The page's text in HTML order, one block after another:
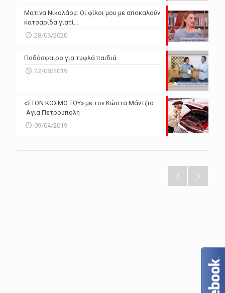
Ματίνα Νικολάου: Οι φίλοι μου με αποκαλούν
κατσαρίδα γιατί…
28/06/2020
Ποδόσφαιρο για τυφλά παιδιά
22/08/2019
«ΣΤΟΝ ΚΟΣΜΟ ΤΟΥ» με τον Κώστα Μάντζιο
-Αγία Πετρούπολη-
09/04/2019